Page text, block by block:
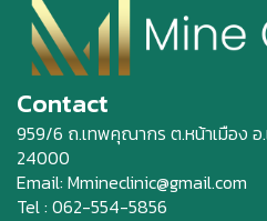
Contact
959/6 ถ.เทพคุณากร ต.หน้าเมือง อ.เ
24000
Email: Mmineclinic@gmail.com
Tel : 062-554-5856